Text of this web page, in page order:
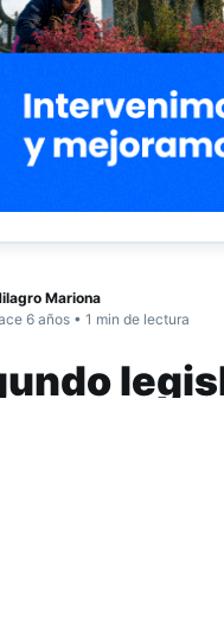
Mariona
6 años • 1 min de lectura